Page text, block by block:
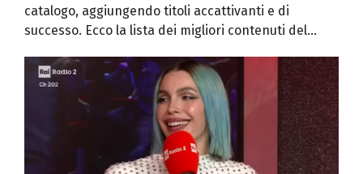
catalogo, aggiungendo titoli accattivanti e di
successo. Ecco la lista dei migliori contenuti del...